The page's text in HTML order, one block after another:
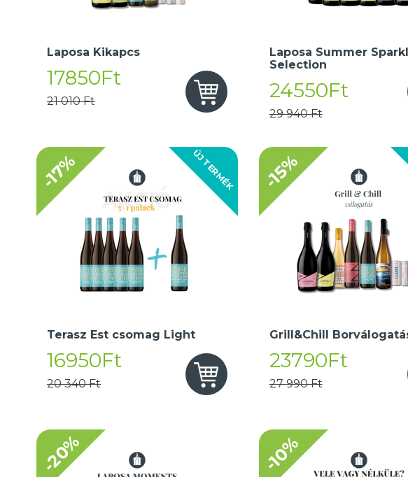
Laposa Kikapcs
17850Ft
21 010 Ft
Laposa Summer
Selection
24550Ft
29 940 Ft
ÚJ TERMÉK
-17%
Terasz Est csomag Light
16950Ft
20 340 Ft
-15%
Grill&Chill
23790Ft
27 990 Ft
-20% -10%